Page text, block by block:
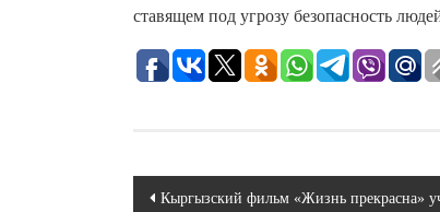
ставящем под угрозу безопасность
Навигация
Кыргызский фильм «Жизнь прекрасна»